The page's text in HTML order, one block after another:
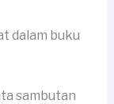
dalam buku
sambutan